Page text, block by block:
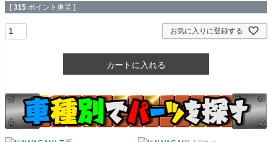
[ 315 ポイント進呈 ]
お気に入りに登録する
カートに入れる